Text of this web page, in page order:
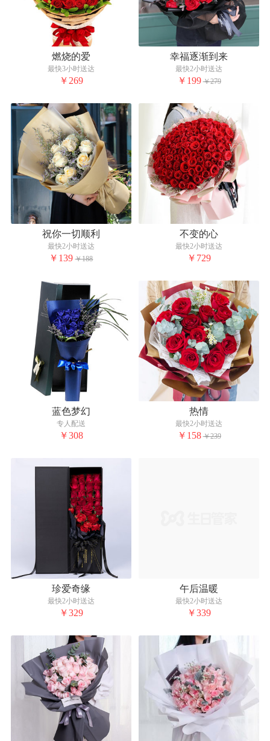
燃烧的爱
最快3小时送达
￥269
幸福逐渐到来
最快2小时送达
￥199 ￥279
祝你一切顺利
最快2小时送达
￥139 ￥188
不变的心
最快2小时送达
￥729
蓝色梦幻
专人配送
￥308
热情
最快2小时送达
￥158 ￥239
珍爱奇缘
最快2小时送达
￥329
午后温暖
最快2小时送达
￥339